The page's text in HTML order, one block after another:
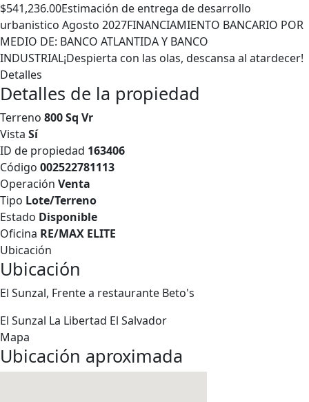
$541,236.00Estimación de entrega de desarrollo
urbanistico Agosto 2027FINANCIAMIENTO BANCARIO POR
MEDIO DE: BANCO ATLANTIDA Y BANCO
INDUSTRIAL¡Despierta con las olas, descansa al atardecer!
Detalles
Detalles de la propiedad
Terreno 800 Sq Vr
Vista Sí
ID de propiedad 163406
Código 002522781113
Operación Venta
Tipo Lote/Terreno
Estado Disponible
Oficina RE/MAX ELITE
Ubicación
Ubicación
El Sunzal, Frente a restaurante Beto's
El Sunzal La Libertad El Salvador
Mapa
Ubicación aproximada